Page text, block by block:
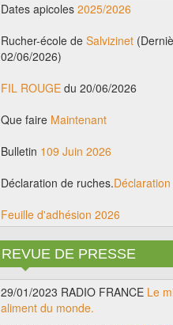
Dates apicoles 2025/2026
Rucher-école de Salvizinet
02/06/2026)
FIL ROUGE du 20/06/2026
Que faire Maintenant
Bulletin 109 Juin 2026
Déclaration de ruches.
Feuille d'adhésion 2026
REVUE DE PRESSE
29/01/2023 RADIO FRANCE Le
aliment du monde.